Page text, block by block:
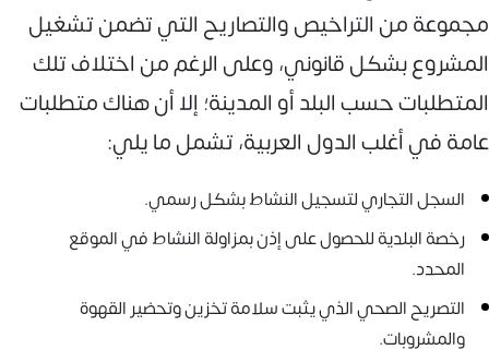
مجموعة من التراخيص والتصاريح التي تضمن تشغيل
المشروع بشكل قانوني، وعلى الرغم من اختلاف تلك
المتطلبات حسب البلد أو المدينة؛ إلا أن هناك متطلبات
عامة في أغلب الدول العربية، تشمل ما يلي:
السجل التجاري لتسجيل النشاط بشكل رسمي.
رخصة البلدية للحصول على إذن بمزاولة النشاط في الموقع
المحدد.
التصريح الصحي الذي يثبت سلامة تخزين وتحضير القهوة
والمشروبات.